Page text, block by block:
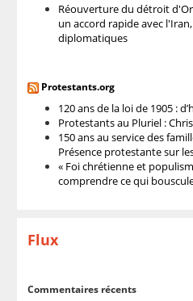
Réouverture du détroit
un accord rapide avec
diplomatiques
Protestants.org
120 ans de la loi de 1905 :
Protestants au Pluriel :
150 ans au service des
Présence protestante sur
« Foi chrétienne et
comprendre ce qui
Flux
Commentaires récents